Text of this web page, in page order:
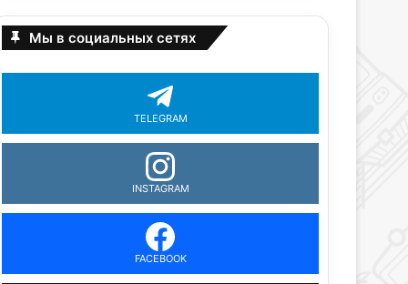
Мы в социальных сетях
TELEGRAM
INSTAGRAM
FACEBOOK